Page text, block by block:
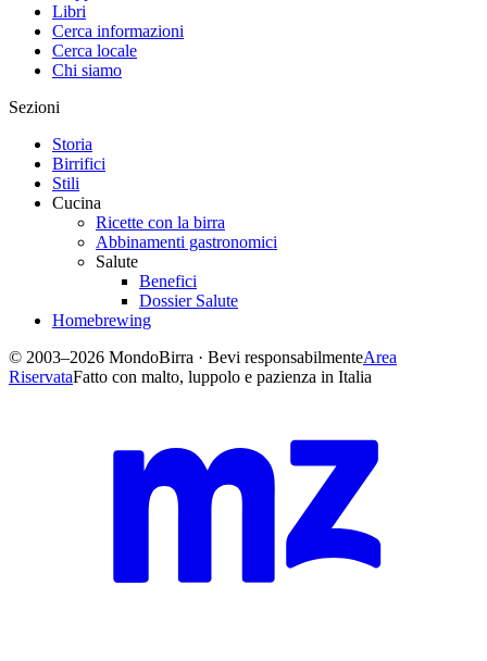
Libri
Cerca informazioni
Cerca locale
Chi siamo
Sezioni
Storia
Birrifici
Stili
Cucina
Ricette con la birra
Abbinamenti gastronomici
Salute
Benefici
Dossier Salute
Homebrewing
© 2003–2026 MondoBirra · Bevi responsabilmenteArea
RiservataFatto con malto, luppolo e pazienza in Italia